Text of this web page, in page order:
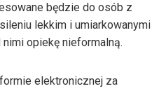
będzie do osób z
lekkim i umiarkowanymi
opiekę nieformalną.
elektronicznej za